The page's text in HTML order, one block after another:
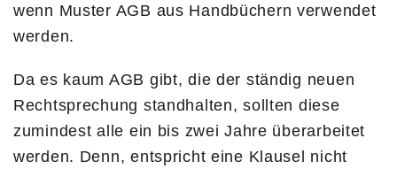
wenn Muster AGB aus Handbüchern verwendet
werden.
Da es kaum AGB gibt, die der ständig neuen
Rechtsprechung standhalten, sollten diese
zumindest alle ein bis zwei Jahre überarbeitet
werden. Denn, entspricht eine Klausel nicht